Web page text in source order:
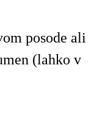
posode ali
(lahko v